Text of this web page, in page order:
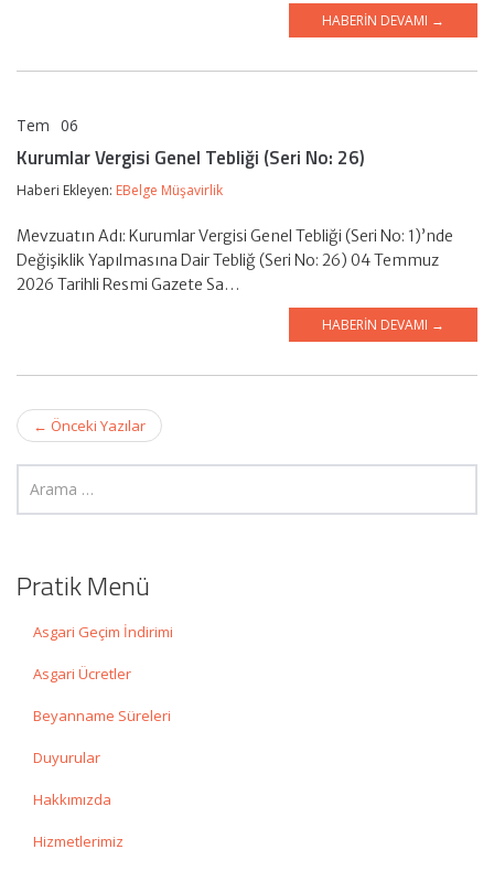
HABERIN DEVAMI →
Tem 06
Kurumlar Vergisi Genel Tebliği (Seri No: 26)
Haberi Ekleyen: EBelge Müşavirlik
Mevzuatın Adı: Kurumlar Vergisi Genel Tebliği (Seri No: 1)’nde
Değişiklik Yapılmasına Dair Tebliğ (Seri No: 26) 04 Temmuz
2026 Tarihli Resmi Gazete Sa…
HABERIN DEVAMI →
Post
navigation
← Önceki Yazılar
Pratik Menü
Asgari Geçim İndirimi
Asgari Ücretler
Beyanname Süreleri
Duyurular
Hakkımızda
Hizmetlerimiz